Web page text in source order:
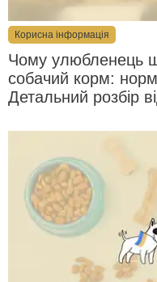
Корисна інформація
Чому улюбленець
собачий корм:
Детальний розбір